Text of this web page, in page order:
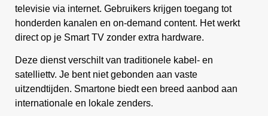
televisie via internet. Gebruikers krijgen toegang tot
honderden kanalen en on-demand content. Het werkt
direct op je Smart TV zonder extra hardware.
Deze dienst verschilt van traditionele kabel- en
satelliettv. Je bent niet gebonden aan vaste
uitzendtijden. Smartone biedt een breed aanbod aan
internationale en lokale zenders.